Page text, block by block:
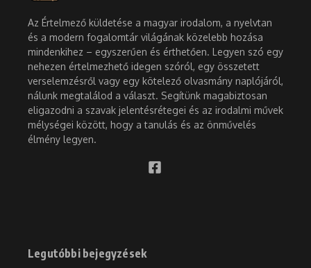
Az Értelmező küldetése a magyar irodalom, a nyelvtan
és a modern fogalomtár világának közelebb hozása
mindenkihez – egyszerűen és érthetően. Legyen szó egy
nehezen értelmezhető idegen szóról, egy összetett
verselemzésről vagy egy kötelező olvasmány naplójáról,
nálunk megtalálod a választ. Segítünk magabiztosan
eligazodni a szavak jelentésrétegei és az irodalmi művek
mélységei között, hogy a tanulás és az önművelés
élmény legyen.
Legutóbbi bejegyzések